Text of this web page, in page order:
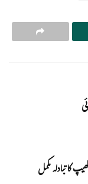
کا تبادلہ مکمل